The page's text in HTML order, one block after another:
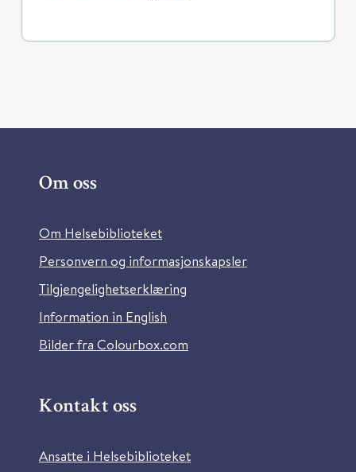
Om oss
Om Helsebiblioteket
Personvern og informasjonskapsler
Tilgjengelighetserklæring
Information in English
Bilder fra Colourbox.com
Kontakt oss
Ansatte i Helsebiblioteket